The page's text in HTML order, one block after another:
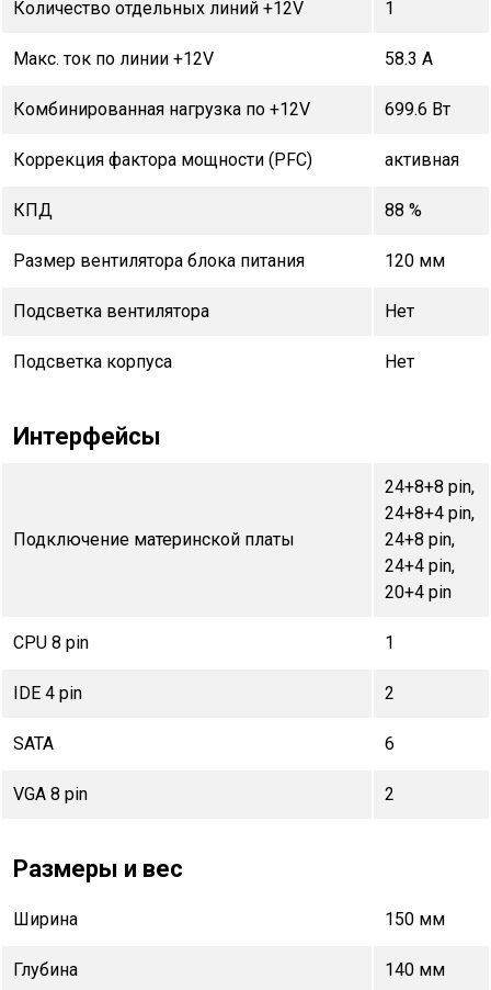
Количество отдельных линий +12V 1
Макс. ток по линии +12V 58.3 А
Комбинированная нагрузка по +12V 699.6 Вт
Коррекция фактора мощности (PFC) активная
КПД 88 %
Размер вентилятора блока питания 120 мм
Подсветка вентилятора Нет
Подсветка корпуса Нет
Интерфейсы
Подключение материнской платы
24+8+8 pin,
24+8+4 pin,
24+8 pin,
24+4 pin,
20+4 pin
CPU 8 pin 1
IDE 4 pin 2
SATA 6
VGA 8 pin 2
Размеры и вес
Ширина 150 мм
Глубина 140 мм